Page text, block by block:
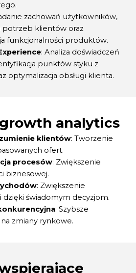
zachowań użytkowników,
potrzeb klientów oraz
funkcjonalności produktów.
: Analiza doświadczeń
punktów styku z
optymalizacja obsługi klienta.
analytics
klientów: Tworzenie
ofert.
procesów: Zwiększenie
biznesowej.
: Zwiększenie
dzięki świadomym decyzjom.
: Szybsze
zmiany rynkowe.